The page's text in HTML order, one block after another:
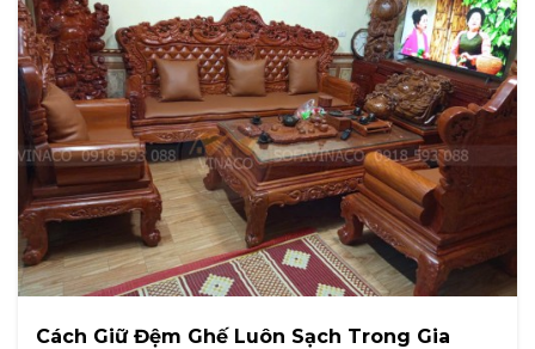
Cách Giữ Đệm Ghế Luôn Sạch Trong Gia